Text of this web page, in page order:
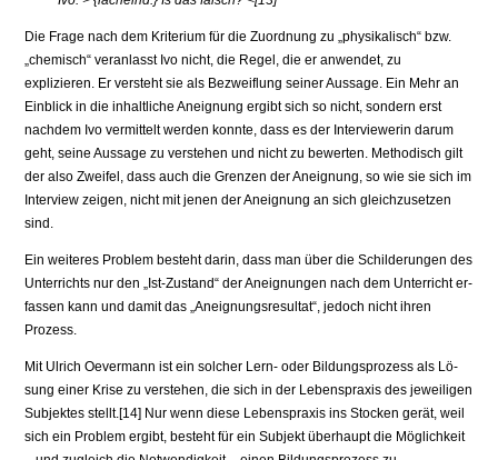
Die Frage nach dem Kriterium für die Zuordnung zu „physikalisch“ bzw.
„chemisch“ veranlasst Ivo nicht, die Regel, die er anwendet, zu
explizieren. Er versteht sie als Bezweiflung seiner Aussage. Ein Mehr an
Einblick in die inhaltliche Aneignung ergibt sich so nicht, sondern erst
nachdem Ivo vermit­telt werden konnte, dass es der Interviewerin darum
geht, seine Aussage zu verstehen und nicht zu bewerten. Methodisch gilt
der also Zweifel, dass auch die Grenzen der Aneignung, so wie sie sich im
Interview zeigen, nicht mit jenen der Aneignung an sich gleichzusetzen
sind.
Ein weiteres Problem besteht darin, dass man über die Schilderungen des
Unterrichts nur den „Ist-Zustand“ der Aneignungen nach dem Unterricht er­
fassen kann und damit das „Aneignungsresultat“, jedoch nicht ihren
Prozess.
Mit Ulrich Oevermann ist ein solcher Lern- oder Bildungsprozess als Lö­
sung einer Krise zu verstehen, die sich in der Lebenspraxis des jeweiligen
Subjektes stellt.[14] Nur wenn diese Lebenspraxis ins Stocken gerät, weil
sich ein Problem ergibt, besteht für ein Subjekt überhaupt die Möglichkeit